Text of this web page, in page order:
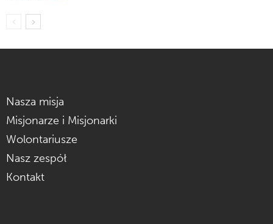
Nasza misja
Misjonarze i Misjonarki
Wolontariusze
Nasz zespół
Kontakt